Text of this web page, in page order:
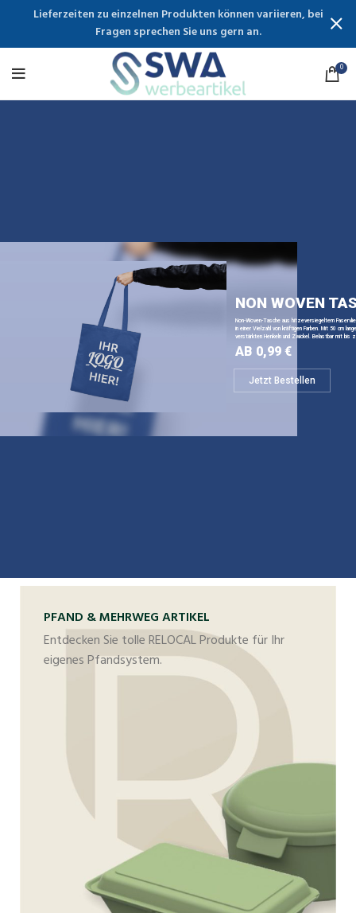
0
NON WOVEN
Non-Woven-Tasche aus hitzeversiegeltem
in einer Vielzahl von kräftigen Farben. Mit 50 cm
verstärkten Henkeln und Zwickel. Belastbar mit bis
Jetzt Bestellen
AB 0,99 €
PFAND & MEHRWEG ARTIKEL
Entdecken Sie tolle RELOCAL Produkte für Ihr
eigenes Pfandsystem.
Lieferzeiten zu einzelnen Produkten können variieren, bei
Fragen sprechen Sie uns gern an.